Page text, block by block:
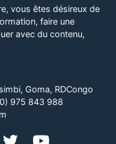
vous êtes désireux de
faire une
avec du contenu,
Goma, RDCongo
975 843 988